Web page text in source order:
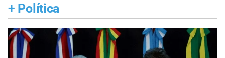
+ Política